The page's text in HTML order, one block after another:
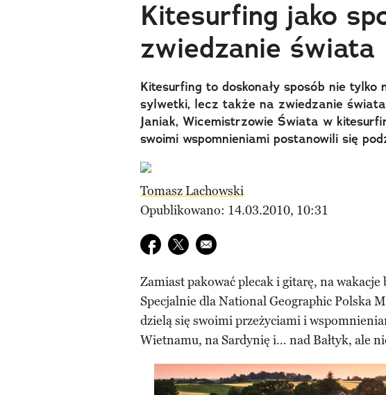
Kitesurfing jako
zwiedzanie świata
Kitesurfing to doskonały sposób nie tylko
sylwetki, lecz także na zwiedzanie
Janiak, Wicemistrzowie Świata w
swoimi wspomnieniami postanowili się
Tomasz Lachowski
Opublikowano: 14.03.2010, 10:31
Udostępnij na facebook
Udostępnij na twitter
E-mail do przyjaciela
Zamiast pakować plecak i gitarę, na wakacje
Specjalnie dla National Geographic Polska
dzielą się swoimi przeżyciami i
Wietnamu, na Sardynię i… nad Bałtyk, ale